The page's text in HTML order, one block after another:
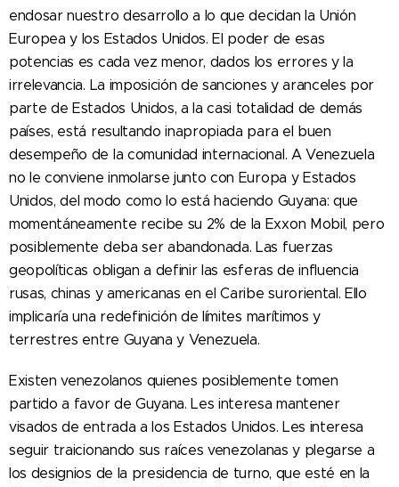
endosar nuestro desarrollo a lo que decidan la Unión
Europea y los Estados Unidos. El poder de esas
potencias es cada vez menor, dados los errores y la
irrelevancia. La imposición de sanciones y aranceles por
parte de Estados Unidos, a la casi totalidad de demás
países, está resultando inapropiada para el buen
desempeño de la comunidad internacional. A Venezuela
no le conviene inmolarse junto con Europa y Estados
Unidos, del modo como lo está haciendo Guyana: que
momentáneamente recibe su 2% de la Exxon Mobil, pero
posiblemente deba ser abandonada. Las fuerzas
geopolíticas obligan a definir las esferas de influencia
rusas, chinas y americanas en el Caribe suroriental. Ello
implicaría una redefinición de límites marítimos y
terrestres entre Guyana y Venezuela.
Existen venezolanos quienes posiblemente tomen
partido a favor de Guyana. Les interesa mantener
visados de entrada a los Estados Unidos. Les interesa
seguir traicionando sus raíces venezolanas y plegarse a
los designios de la presidencia de turno, que esté en la